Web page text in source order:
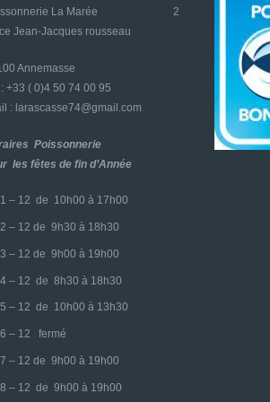
La Marée 2
Jean-Jacques rousseau
Annemasse
: +33 ( 0)4 50 74 00 95
: larascasse74@gmail.com
Poissonnerie
les fêtes de fin d’Année
– 12 de 10h00 à 17h00
– 12 de 9h30 à 18h30
– 12 de 9h00 à 19h00
– 12 de 8h30 à 18h30
– 12 de 10h00 à 13h30
– 12 fermé
– 12 de 9h00 à 19h00
– 12 de 9h00 à 19h00